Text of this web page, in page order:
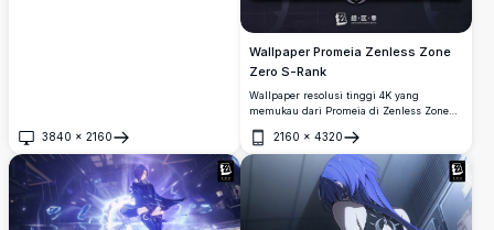
3840 × 2160
Buka
Wallpaper Promeia Zenless Zone
Zero S-Rank
Wallpaper resolusi tinggi 4K yang
memukau dari Promeia di Zenless Zone
Zero, menampilkan jubah biru tua
ikoniknya, rambut kepang, dan mata ungu
bercahaya. Karya seni kartu karakter S-
Rank dengan detail futuristik yang elegan.
2160 × 4320
Buka